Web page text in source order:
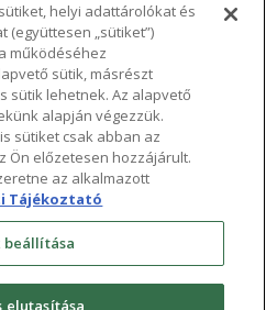
megkérhetjük, hogy
használja az
helyi adattárolókat és
(együttesen „sütiket”)
működéséhez
sütik, másrészt
sütik lehetnek. Az alapvető
alapján végezzük.
sütiket csak abban az
Ön előzetesen hozzájárult.
az alkalmazott
Tájékoztató
beállítása
elutasítása